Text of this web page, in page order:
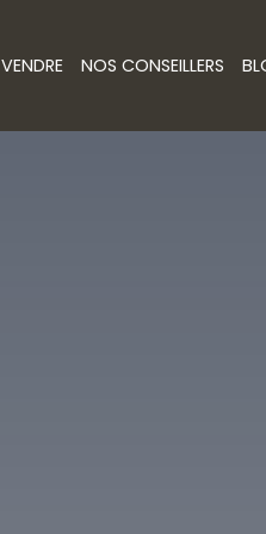
VENDRE NOS CONSEILLERS